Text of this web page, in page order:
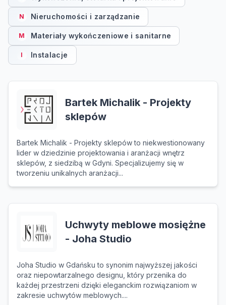
N Nieruchomości i zarządzanie
M Materiały wykończeniowe i sanitarne
I Instalacje
Bartek Michalik - Projekty
sklepów
Bartek Michalik - Projekty sklepów to niekwestionowany
lider w dziedzinie projektowania i aranżacji wnętrz
sklepów, z siedzibą w Gdyni. Specjalizujemy się w
tworzeniu unikalnych aranżacji...
Uchwyty meblowe mosiężne
- Joha Studio
Joha Studio w Gdańsku to synonim najwyższej jakości
oraz niepowtarzalnego designu, który przenika do
każdej przestrzeni dzięki eleganckim rozwiązaniom w
zakresie uchwytów meblowych....